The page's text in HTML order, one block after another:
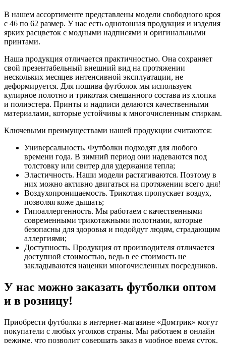
В нашем ассортименте представлены модели свободного кроя
с 46 по 62 размер. У нас есть однотонная продукция и изделия
ярких расцветок с модными надписями и оригинальными
принтами.
Наша продукция отличается практичностью. Она сохраняет
свой презентабельный внешний вид на протяжении
нескольких месяцев интенсивной эксплуатации, не
деформируется. Для пошива футболок мы используем
кулирное полотно и трикотаж смешанного состава из хлопка
и полиэстера. Принты и надписи делаются качественными
материалами, которые устойчивы к многочисленным стиркам.
Ключевыми преимуществами нашей продукции считаются:
Универсальность. Футболки подходят для любого
времени года. В зимний период они надеваются под
толстовку или свитер для удержания тепла;
Эластичность. Наши модели растягиваются. Поэтому в
них можно активно двигаться на протяжении всего дня!
Воздухопроницаемость. Трикотаж пропускает воздух,
позволяя коже дышать;
Гипоаллергенность. Мы работаем с качественными
современными трикотажными полотнами, которые
безопасны для здоровья и подойдут людям, страдающим
аллергиями;
Доступность. Продукция от производителя отличается
доступной стоимостью, ведь в ее стоимость не
закладываются наценки многочисленных посредников.
У нас можно заказать футболки оптом
и в розницу!
Приобрести футболки в интернет-магазине «Домтрик» могут
покупатели с любых уголков страны. Мы работаем в онлайн
режиме, что позволит совершать заказ в удобное время суток.